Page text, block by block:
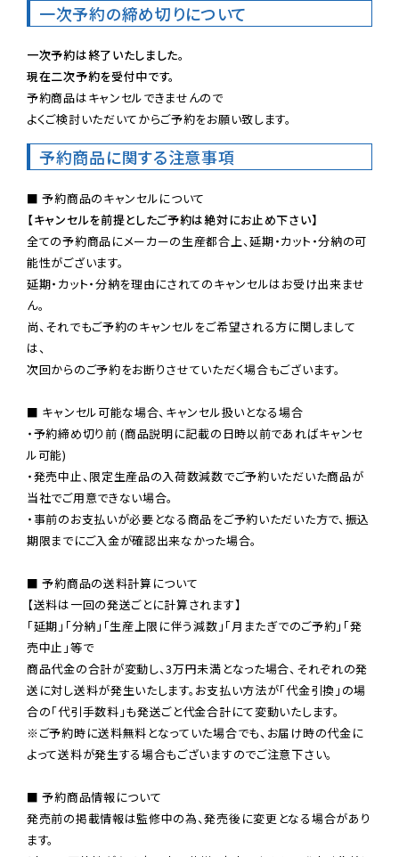
一次予約の締め切りについて
一次予約は終了いたしました。
現在二次予約を受付中です。
予約商品はキャンセルできませんので
よくご検討いただいてからご予約をお願い致します。
予約商品に関する注意事項
【キャンセルを前提としたご予約は絶対にお止め下さい】
全ての予約商品にメーカーの生産都合上、延期・カット・分納の可
能性がございます。
延期・カット・分納を理由にされてのキャンセルはお受け出来ませ
ん。
尚、それでもご予約のキャンセルをご希望される方に関しまして
は、
次回からのご予約をお断りさせていただく場合もございます。
■ キャンセル可能な場合、キャンセル扱いとなる場合
・予約締め切り前 (商品説明に記載の日時以前であればキャンセ
ル可能)
・発売中止、限定生産品の入荷数減数でご予約いただいた商品が
当社でご用意できない場合。
・事前のお支払いが必要となる商品をご予約いただいた方で、振込
期限までにご入金が確認出来なかった場合。
■ 予約商品の送料計算について
【送料は一回の発送ごとに計算されます】
「延期」「分納」「生産上限に伴う減数」「月またぎでのご予約」「発
売中止」等で
商品代金の合計が変動し、3万円未満となった場合、それぞれの発
送に対し送料が発生いたします。お支払い方法が「代金引換」の場
※ご予約時に送料無料となっていた場合でも、お届け時の代金に
よって送料が発生する場合もございますのでご注意下さい。
■ 予約商品情報について
発売前の掲載情報は監修中の為、発売後に変更となる場合があり
ます。